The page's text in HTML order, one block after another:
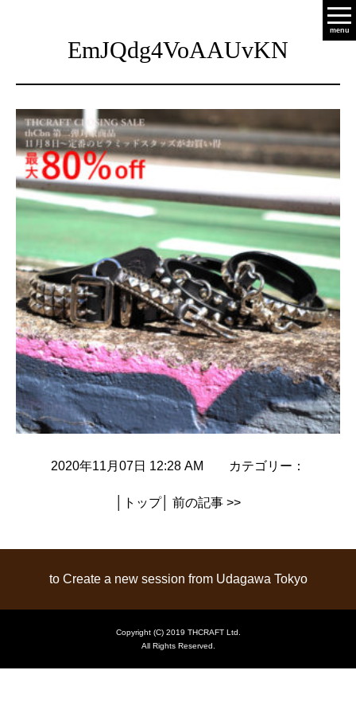
menu
EmJQdg4VoAAUvKN
2020年11月07日 12:28 AM カテゴリー：
トップ│ 前の記事 >>
to Create a new session from Udagawa Tokyo
Copyright (C) 2019 THCRAFT Ltd.
All Rights Reserved.